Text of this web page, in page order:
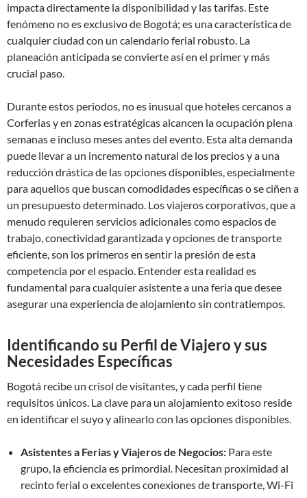
impacta directamente la disponibilidad y las tarifas. Este
fenómeno no es exclusivo de Bogotá; es una característica de
cualquier ciudad con un calendario ferial robusto. La
planeación anticipada se convierte así en el primer y más
crucial paso.
Durante estos periodos, no es inusual que hoteles cercanos a
Corferias y en zonas estratégicas alcancen la ocupación plena
semanas e incluso meses antes del evento. Esta alta demanda
puede llevar a un incremento natural de los precios y a una
reducción drástica de las opciones disponibles, especialmente
para aquellos que buscan comodidades específicas o se ciñen a
un presupuesto determinado. Los viajeros corporativos, que a
menudo requieren servicios adicionales como espacios de
trabajo, conectividad garantizada y opciones de transporte
eficiente, son los primeros en sentir la presión de esta
competencia por el espacio. Entender esta realidad es
fundamental para cualquier asistente a una feria que desee
asegurar una experiencia de alojamiento sin contratiempos.
Identificando su Perfil de Viajero y sus
Necesidades Específicas
Bogotá recibe un crisol de visitantes, y cada perfil tiene
requisitos únicos. La clave para un alojamiento exitoso reside
en identificar el suyo y alinearlo con las opciones disponibles.
Asistentes a Ferias y Viajeros de Negocios: Para este
grupo, la eficiencia es primordial. Necesitan proximidad al
recinto ferial o excelentes conexiones de transporte, Wi-Fi